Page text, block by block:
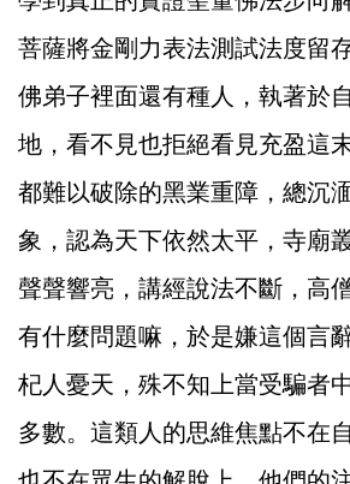
菩薩將金剛力表法測試法度留
佛弟子裡面還有種人，執著於
地，看不見也拒絕看見充盈這
都難以破除的黑業重障，總沉
象，認為天下依然太平，寺廟
聲聲響亮，講經說法不斷，高
有什麼問題嘛，於是嫌這個言
杞人憂天，殊不知上當受騙者
多數。這類人的思維焦點不在